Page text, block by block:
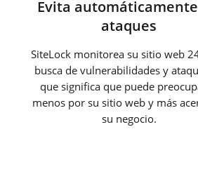
Evita
ataques
SiteLock monitorea su sitio web
busca de vulnerabilidades y
que significa que puede
menos por su sitio web y más
su negocio.